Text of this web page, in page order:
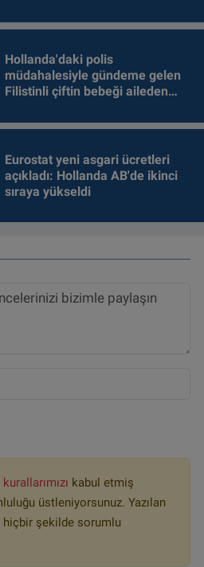
Hollanda'daki polis
müdahalesiyle gündeme gelen
Filistinli çiftin bebeği aileden
Eurostat yeni asgari ücretleri
açıkladı: Hollanda AB'de ikinci
sıraya yükseldi
kabul etmiş
üstleniyorsunuz. Yazılan
hiçbir şekilde sorumlu